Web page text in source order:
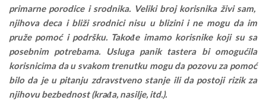
primarne porodice i srodnika. Veliki broj korisnika živi sam,
njihova deca i bliži srodnici nisu u blizini i ne mogu da im
pruže pomoć i podršku. Takođe imamo korisnike koji su sa
posebnim potrebama. Usluga panik tastera bi omogućila
korisnicima da u svakom trenutku mogu da pozovu za pomoć
bilo da je u pitanju zdravstveno stanje ili da postoji rizik za
njihovu bezbednost (krađa, nasilje, itd.).